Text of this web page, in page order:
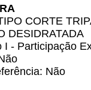
CORTE
DESIDRATADA
I - Participação
Não